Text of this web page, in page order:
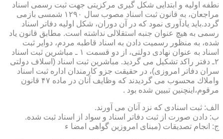
نطفه اولیه و ابتدایی شكل گیری مركزیتی جهت ثبت رسمی اسناد
مراجعان، به قانون ثبت اسناد مصوب سال ۱۲۹۰ شمسی بازمی
گردد.باید یادآوری نمود كه در آن دوران، شكل اولیه دفاتر اسناد
رسمی به هیچ عنوان جنبه استقلالی نداشته است. مطابق قانون یاد
شده، به منظور رسمیت دادن به اسناد قاطبه مردم، دوایر ثبت
اسناد به عنوان نهادی دولتی، از دو قسمت ۱ ـ مباشرین ثبت اسناد
۲ـ دفتر راكد تشكیل می گردید. مباشرین ثبت اسناد (اسلاف دولتی
سران دفاتر امروزی)، در حقیقت جزو كارمندان اداره ثبت اسناد
واملاك محسوب می گردیدند كه وظایف آنان در ماده ۴۷ قانون
مرقوم،اینچنین تبیین شده بود .
الف: ثبت اسنادی كه نزد آنان می آورند.
ب: دادن صورت از ثبت دفاتر اسناد و سواد از اسناد ثبت شده.
ج: انجام تصدیقات (مبنای امروزین گواهی امضا ء